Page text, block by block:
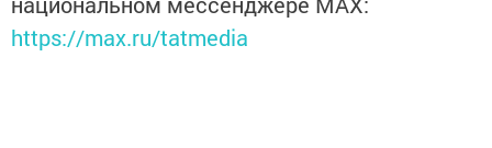
https://max.ru/tatmedia